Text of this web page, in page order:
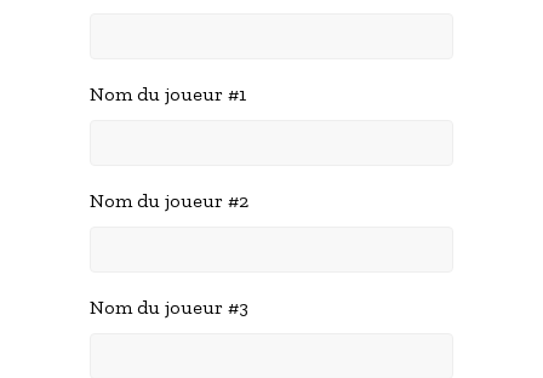
Nom du joueur #1
Nom du joueur #2
Nom du joueur #3